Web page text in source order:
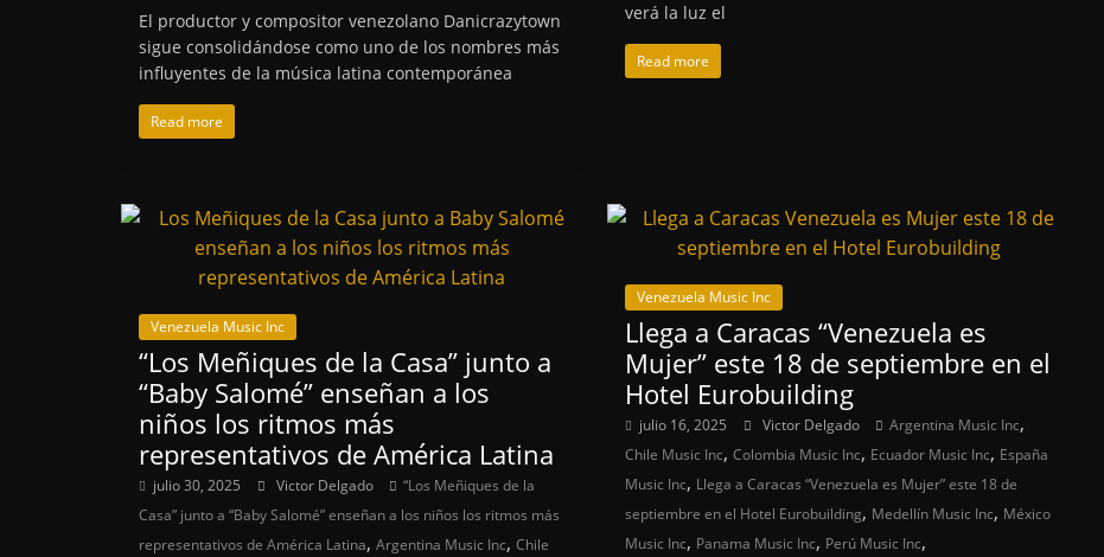
El productor y compositor venezolano Danicrazytown
sigue consolidándose como uno de los nombres más
influyentes de la música latina contemporánea
Read more
verá la luz el
Read more
Venezuela Music Inc
“Los Meñiques de la Casa” junto a
“Baby Salomé” enseñan a los
niños los ritmos más
representativos de América Latina
julio 30, 2025 Victor Delgado
“Los Meñiques de la
Casa” junto a “Baby Salomé” enseñan a los niños los ritmos más
representativos de América Latina, Argentina Music Inc, Chile
Venezuela Music Inc
Llega a Caracas “Venezuela es
Mujer” este 18 de septiembre en el
Hotel Eurobuilding
julio 16, 2025 Victor Delgado Argentina Music Inc,
Chile Music Inc,Colombia Music Inc, Ecuador Music Inc, España
Music Inc, Llega a Caracas “Venezuela es Mujer” este 18 de
septiembre en el Hotel Eurobuilding, Medellín Music Inc, México
Music Inc, Panama Music Inc, Perú Music Inc,